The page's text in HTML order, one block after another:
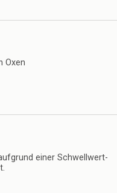
Oxen
einer Schwellwert-